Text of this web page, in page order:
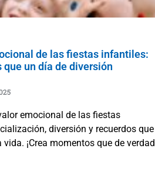
de las fiestas infantiles:
que un día de diversión
emocional de las fiestas
diversión y recuerdos que
¡Crea momentos que de verdad